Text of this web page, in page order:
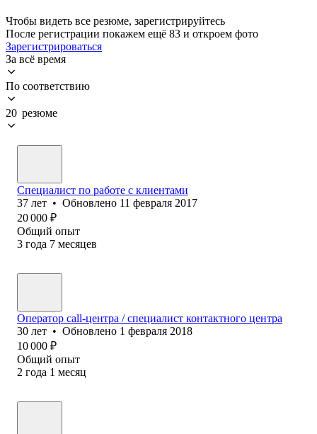
Чтобы видеть все резюме, зарегистрируйтесь
После регистрации покажем ещё 83 и откроем фото
Зарегистрироваться
За всё время
По соответствию
20 резюме
Специалист по работе с клиентами
37 лет • Обновлено 11 февраля 2017
20 000 ₽
Общий опыт
3 года 7 месяцев
Оператор call-центра / спе⁢‎⁢циалист контактного центра
30 лет • Обновлено 1 февраля 2018
10 000 ₽
Общий опыт
2 года 1 месяц